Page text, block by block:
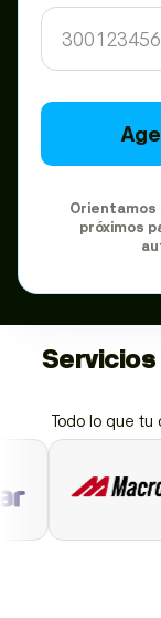
Orientamos
próximos
Todo lo que